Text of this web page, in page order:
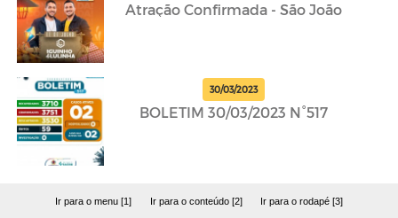
Atração Confirmada - São João
30/03/2023
BOLETIM 30/03/2023 N°517
Ir para o menu [1] Ir para o conteúdo [2] Ir para o rodapé [3]